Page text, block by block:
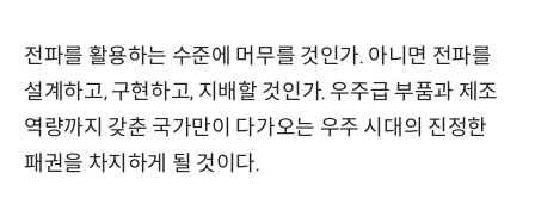
전파를 활용하는 수준에 머무를 것인가. 아니면 전파를
설계하고, 구현하고, 지배할 것인가. 우주급 부품과 제조
역량까지 갖춘 국가만이 다가오는 우주 시대의 진정한
패권을 차지하게 될 것이다.